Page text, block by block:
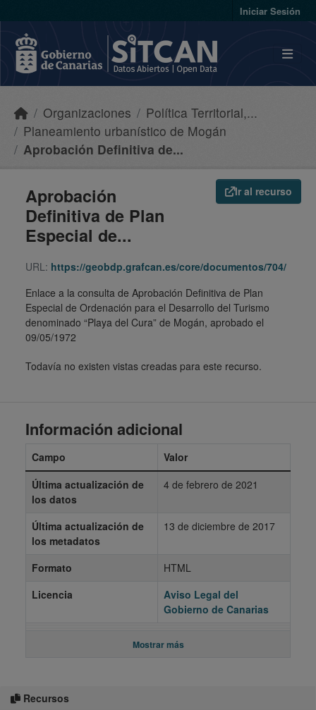
Iniciar Sesión
Organizaciones
Política Territorial,...
Planeamiento urbanístico de Mogán
Aprobación Definitiva de...
Ir al recurso
Aprobación
Definitiva de Plan
Especial de...
URL: https://geobdp.grafcan.es/core/documentos/704/
Enlace a la consulta de Aprobación Definitiva de Plan
Especial de Ordenación para el Desarrollo del Turismo
denominado “Playa del Cura” de Mogán, aprobado el
09/05/1972
Todavía no existen vistas creadas para este recurso.
Recursos
Información adicional
Campo
Valor
Última actualización de
los datos
4 de febrero de 2021
Última actualización de
los metadatos
13 de diciembre de 2017
Formato
HTML
Licencia
Aviso Legal del
Gobierno de Canarias
Mostrar más